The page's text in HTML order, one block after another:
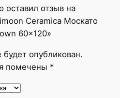
оставил отзыв на
Ceramica Москато
60x120»
опубликован.
помечены *